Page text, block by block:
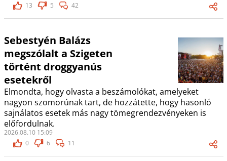
13
5 42
Sebestyén Balázs
megszólalt a Szigeten
történt droggyanús
esetekről
Elmondta, hogy olvasta a beszámolókat, amelyeket
nagyon szomorúnak tart, de hozzátette, hogy hasonló
sajnálatos esetek más nagy tömegrendezvényeken is
előfordulnak.
2026.08.10 15:09
0
6 11